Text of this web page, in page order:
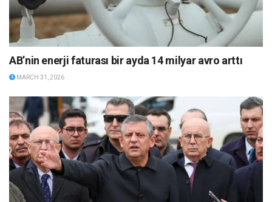
AB’nin enerji faturası bir ayda 14 milyar avro arttı
MARCH 31, 2026